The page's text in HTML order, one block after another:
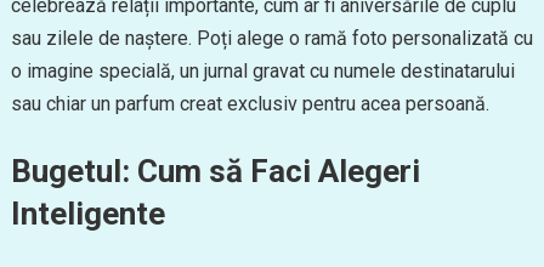
celebrează relații importante, cum ar fi aniversările de cuplu
sau zilele de naștere. Poți alege o ramă foto personalizată cu
o imagine specială, un jurnal gravat cu numele destinatarului
sau chiar un parfum creat exclusiv pentru acea persoană.
Bugetul: Cum să Faci Alegeri
Inteligente